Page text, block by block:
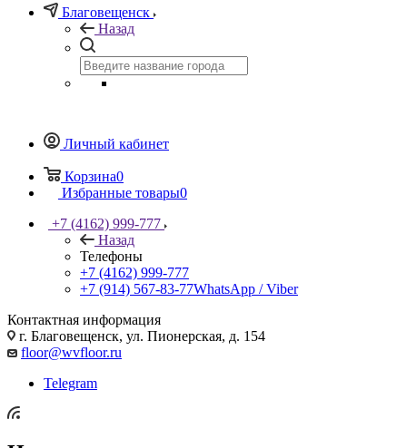
Благовещенск
Назад
Личный кабинет
Корзина0
Избранные товары0
+7 (4162) 999-777
Назад
Телефоны
+7 (4162) 999-777
+7 (914) 567-83-77WhatsApp / Viber
Контактная информация
г. Благовещенск, ул. Пионерская, д. 154
floor@wvfloor.ru
Telegram